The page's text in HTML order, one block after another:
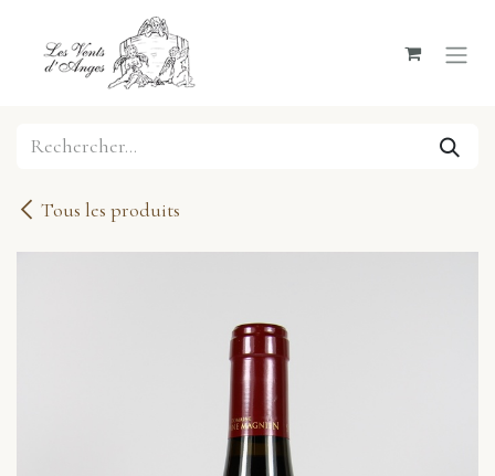
Se rendre au contenu
Tous les produits